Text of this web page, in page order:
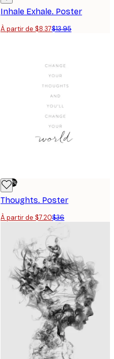
Inhale Exhale. Poster
À partir de $8.37$13.95
-80%
Thoughts. Poster
À partir de $7.20$36